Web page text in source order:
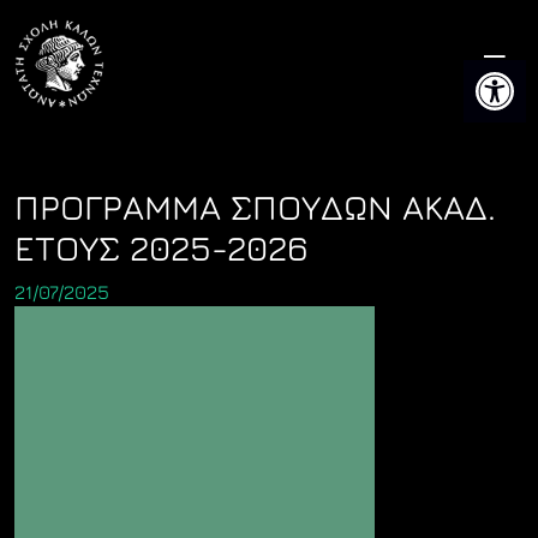
content
ΠΡΟΓΡΑΜΜΑ ΣΠΟΥΔΩΝ ΑΚΑΔ.
ΕΤΟΥΣ 2025-2026
21/07/2025